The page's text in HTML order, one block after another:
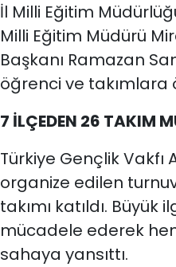
İl Milli Eğitim
Milli Eğitim Müdürü
Başkanı Ramazan
öğrenci ve
7 İLÇEDEN 26 TAKIM
Türkiye Gençlik
organize edilen
takımı katıldı.
mücadele ederek
sahaya yansıttı.